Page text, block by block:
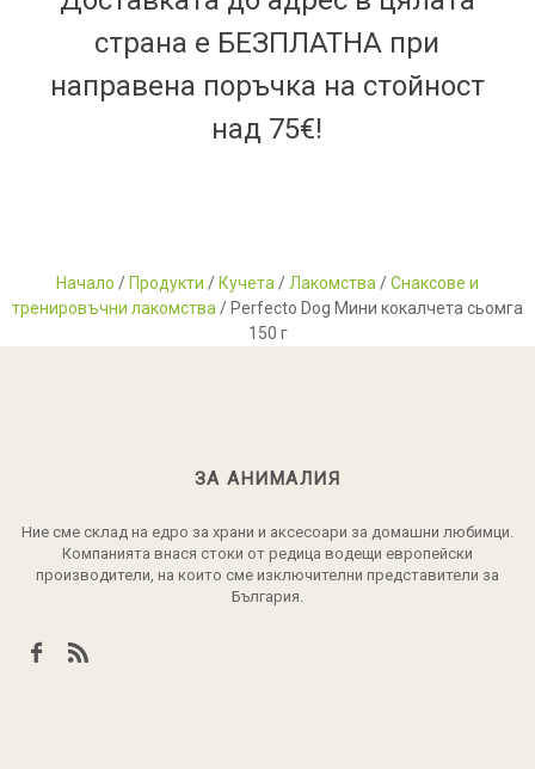
страна е БЕЗПЛАТНА при
направена поръчка на стойност
над 75€!
Начало / Продукти / Кучета / Лакомства /Снаксове и
тренировъчни лакомства / Perfecto Dog Мини кокалчета сьомга
150 г
ЗА АНИМАЛИЯ
Ние сме склад на едро за храни и аксесоари за домашни любимци.
Компанията внася стоки от редица водещи европейски
производители, на които сме изключителни представители за
България.